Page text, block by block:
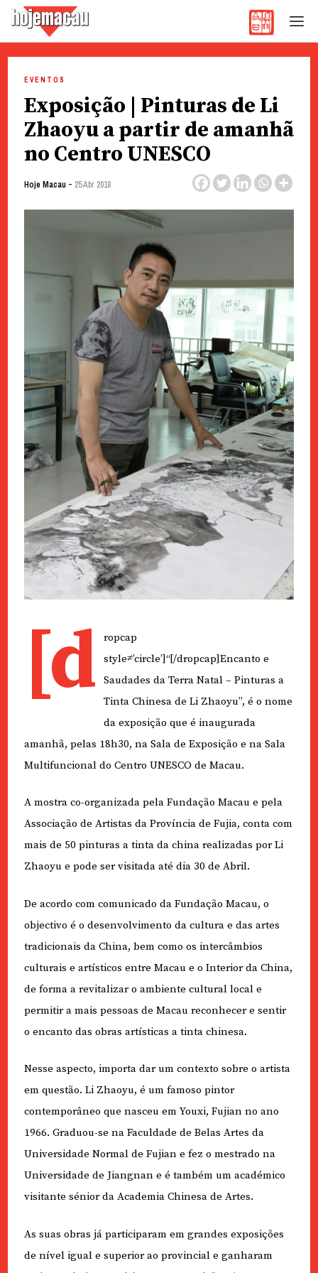
content
EVENTOS
Exposição | Pinturas de Li
Zhaoyu a partir de amanhã
no Centro UNESCO
Hoje Macau - 25 Abr 2018
[d
ropcap
style≠’circle’]“[/dropcap]Encanto e
Saudades da Terra Natal – Pinturas a
Tinta Chinesa de Li Zhaoyu”, é o nome
da exposição que é inaugurada
amanhã, pelas 18h30, na Sala de Exposição e na Sala
Multifuncional do Centro UNESCO de Macau.
A mostra co-organizada pela Fundação Macau e pela
Associação de Artistas da Província de Fujia, conta com
mais de 50 pinturas a tinta da china realizadas por Li
Zhaoyu e pode ser visitada até dia 30 de Abril.
De acordo com comunicado da Fundação Macau, o
objectivo é o desenvolvimento da cultura e das artes
tradicionais da China, bem como os intercâmbios
culturais e artísticos entre Macau e o Interior da China,
de forma a revitalizar o ambiente cultural local e
permitir a mais pessoas de Macau reconhecer e sentir
o encanto das obras artísticas a tinta chinesa.
Nesse aspecto, importa dar um contexto sobre o artista
em questão. Li Zhaoyu, é um famoso pintor
contemporâneo que nasceu em Youxi, Fujian no ano
1966. Graduou-se na Faculdade de Belas Artes da
Universidade Normal de Fujian e fez o mestrado na
Universidade de Jiangnan e é também um académico
visitante sénior da Academia Chinesa de Artes.
As suas obras já participaram em grandes exposições
de nível igual e superior ao provincial e ganharam